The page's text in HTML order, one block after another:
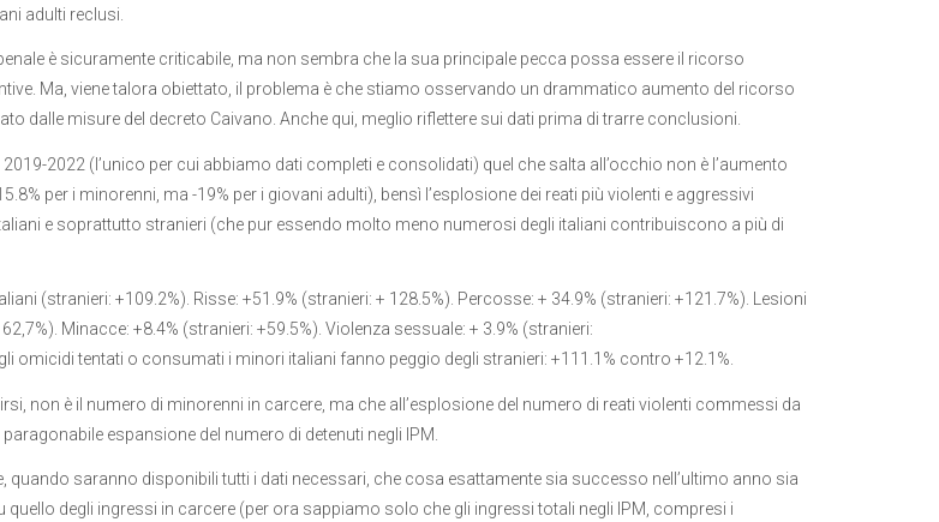
adulti reclusi.
è sicuramente criticabile, ma non sembra che la sua principale pecca possa essere il ricorso
Ma, viene talora obiettato, il problema è che stiamo osservando un drammatico aumento del ricorso
dalle misure del decreto Caivano. Anche qui, meglio riflettere sui dati prima di trarre conclusioni.
2022 (l’unico per cui abbiamo dati completi e consolidati) quel che salta all’occhio non è l’aumento
per i minorenni, ma -19% per i giovani adulti), bensì l’esplosione dei reati più violenti e aggressivi
e soprattutto stranieri (che pur essendo molto meno numerosi degli italiani contribuiscono a più di
(stranieri: +109.2%). Risse: +51.9% (stranieri: + 128.5%). Percosse: + 34.9% (stranieri: +121.7%). Lesioni
Minacce: +8.4% (stranieri: +59.5%). Violenza sessuale: + 3.9% (stranieri:
omicidi tentati o consumati i minori italiani fanno peggio degli stranieri: +111.1% contro +12.1%.
non è il numero di minorenni in carcere, ma che all’esplosione del numero di reati violenti commessi da
espansione del numero di detenuti negli IPM.
quando saranno disponibili tutti i dati necessari, che cosa esattamente sia successo nell’ultimo anno sia
quello degli ingressi in carcere (per ora sappiamo solo che gli ingressi totali negli IPM, compresi i